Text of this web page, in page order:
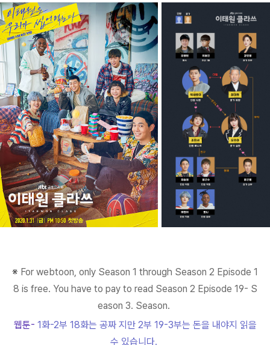
※ For webtoon, only Season 1 through Season 2 Episode 1
8 is free. You have to pay to read Season 2 Episode 19- S
eason 3. Season.
웹툰- 1화-2부 18화는 공짜 지만 2부 19-3부는 돈을 내야지 읽을
수 있습니다.